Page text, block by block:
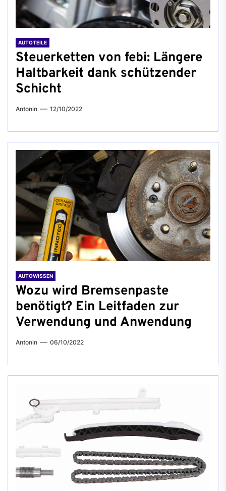
AUTOTEILE
Steuerketten von febi: Längere
Haltbarkeit dank schützender
Schicht
Antonin 12/10/2022
AUTOWISSEN
Wozu wird Bremsenpaste
benötigt? Ein Leitfaden zur
Verwendung und Anwendung
Antonin 06/10/2022